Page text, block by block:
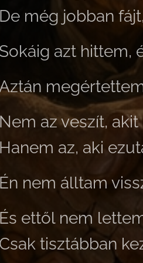
De még jobban
Sokáig azt hittem,
Nem az veszít,
Hanem az, aki
Én nem álltam
És ettől nem
Csak tisztábban